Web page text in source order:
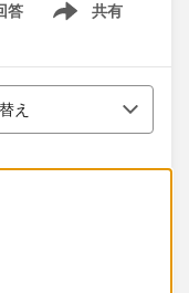
答 共有
Show menu
え